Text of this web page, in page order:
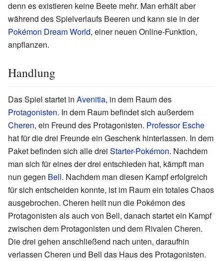
denn es existieren keine Beete mehr. Man erhält aber
während des Spielverlaufs Beeren und kann sie in der
Pokémon Dream World, einer neuen Online-Funktion,
anpflanzen.
Handlung
Das Spiel startet in Avenitia, in dem Raum des
Protagonisten. In dem Raum befindet sich außerdem
Cheren, ein Freund des Protagonisten. Professor Esche
hat für die drei Freunde ein Geschenk hinterlassen. In dem
Paket befinden sich alle drei Starter-Pokémon. Nachdem
man sich für eines der drei entschieden hat, kämpft man
nun gegen Bell. Nachdem man diesen Kampf erfolgreich
für sich entscheiden konnte, ist im Raum ein totales Chaos
ausgebrochen. Cheren heilt nun die Pokémon des
Protagonisten als auch von Bell, danach startet ein Kampf
zwischen dem Protagonisten und dem Rivalen Cheren.
Die drei gehen anschließend nach unten, daraufhin
verlassen Cheren und Bell das Haus des Protagonisten.